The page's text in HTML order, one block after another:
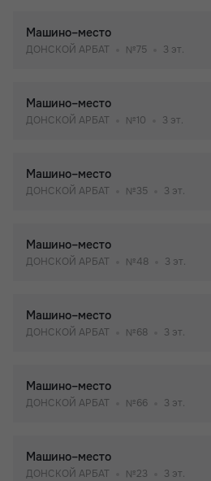
Машино–место
ДОНСКОЙ АРБАТ №75 3 эт.
Машино–место
ДОНСКОЙ АРБАТ №10 3 эт.
Машино–место
ДОНСКОЙ АРБАТ №35 3 эт.
Машино–место
ДОНСКОЙ АРБАТ №48 3 эт.
Машино–место
ДОНСКОЙ АРБАТ №68 3 эт.
Машино–место
ДОНСКОЙ АРБАТ №66 3 эт.
Машино–место
ДОНСКОЙ АРБАТ №23 3 эт.